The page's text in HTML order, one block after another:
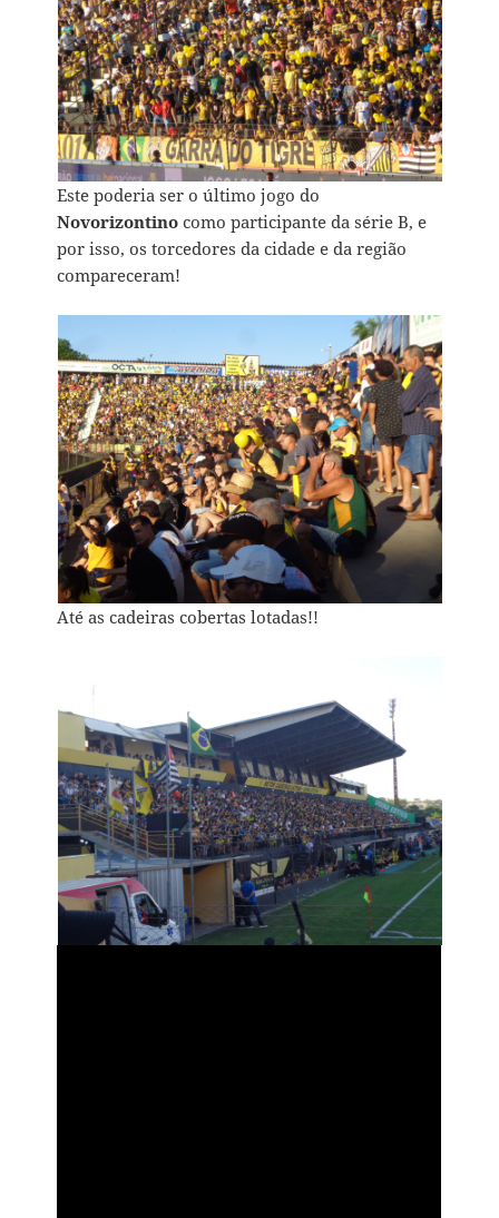
Este poderia ser o último jogo do
Novorizontino como participante da série B, e
por isso, os torcedores da cidade e da região
compareceram!
Até as cadeiras cobertas lotadas!!